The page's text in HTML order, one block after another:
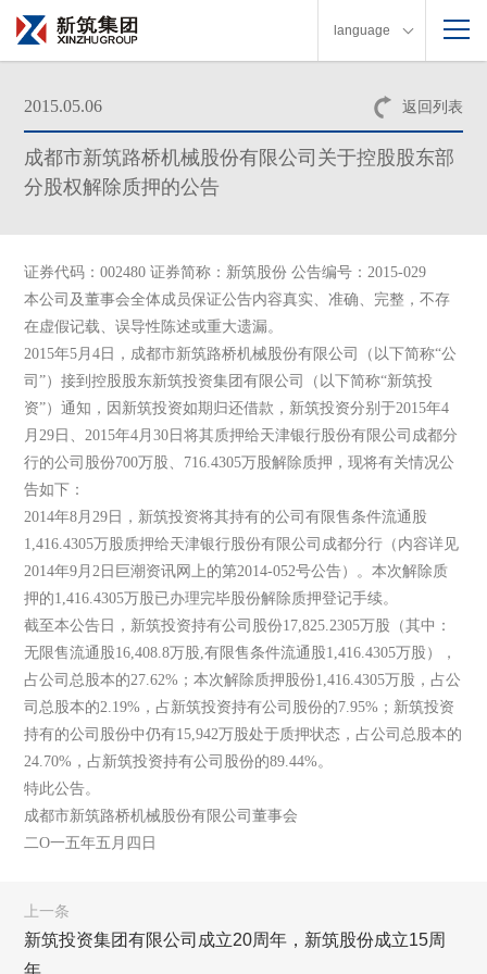
language
返回列表
2015.05.06
成都市新筑路桥机械股份有限公司关于控股股东部
分股权解除质押的公告
证券代码：002480 证券简称：新筑股份 公告编号：2015-029
本公司及董事会全体成员保证公告内容真实、准确、完整，不存
在虚假记载、误导性陈述或重大遗漏。
2015年5月4日，成都市新筑路桥机械股份有限公司（以下简称“公
司”）接到控股股东新筑投资集团有限公司（以下简称“新筑投
资”）通知，因新筑投资如期归还借款，新筑投资分别于2015年4
月29日、2015年4月30日将其质押给天津银行股份有限公司成都分
行的公司股份700万股、716.4305万股解除质押，现将有关情况公
告如下：
2014年8月29日，新筑投资将其持有的公司有限售条件流通股
1,416.4305万股质押给天津银行股份有限公司成都分行（内容详见
2014年9月2日巨潮资讯网上的第2014-052号公告）。本次解除质
押的1,416.4305万股已办理完毕股份解除质押登记手续。
截至本公告日，新筑投资持有公司股份17,825.2305万股（其中：
无限售流通股16,408.8万股,有限售条件流通股1,416.4305万股），
占公司总股本的27.62%；本次解除质押股份1,416.4305万股，占公
司总股本的2.19%，占新筑投资持有公司股份的7.95%；新筑投资
持有的公司股份中仍有15,942万股处于质押状态，占公司总股本的
24.70%，占新筑投资持有公司股份的89.44%。
特此公告。
成都市新筑路桥机械股份有限公司董事会
二O一五年五月四日
上一条
新筑投资集团有限公司成立20周年，新筑股份成立15周
年